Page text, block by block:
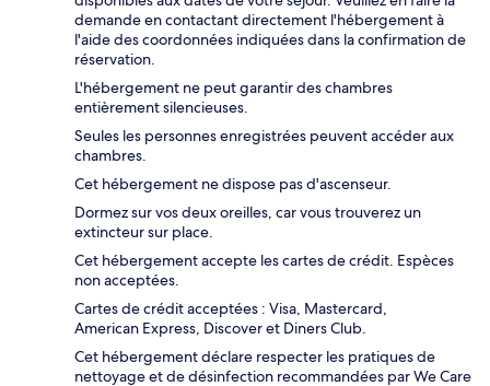
demande en contactant directement l'hébergement à
l'aide des coordonnées indiquées dans la confirmation de
réservation.
L'hébergement ne peut garantir des chambres
entièrement silencieuses.
Seules les personnes enregistrées peuvent accéder aux
chambres.
Cet hébergement ne dispose pas d'ascenseur.
Dormez sur vos deux oreilles, car vous trouverez un
extincteur sur place.
Cet hébergement accepte les cartes de crédit. Espèces
non acceptées.
Cartes de crédit acceptées : Visa, Mastercard,
American Express, Discover et Diners Club.
Cet hébergement déclare respecter les pratiques de
nettoyage et de désinfection recommandées par We Care